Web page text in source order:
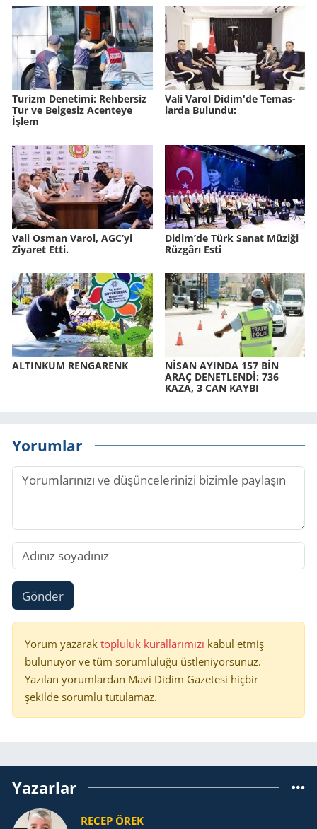
Tu­rizm De­ne­ti­mi: Reh­ber­siz
Tur ve Bel­ge­siz Acen­te­ye
İşlem
Vali Varol Didim'de Te­mas­
lar­da Bu­lun­du:
Vali Osman Varol, AGC’yi
Ziyaret Etti.
Didim’de Türk Sanat Mü­zi­ği
Rüz­gâ­rı Esti
AL­TIN­KUM REN­GA­RENK
NİSAN AYIN­DA 157 BİN
ARAÇ DE­NET­LENDİ: 736
KAZA, 3 CAN KAYBI
Yorumlar
Gönder
Yorum yazarak topluluk kurallarımızı kabul etmiş
bulunuyor ve tüm sorumluluğu üstleniyorsunuz.
Yazılan yorumlardan Mavi Didim Gazetesi hiçbir
şekilde sorumlu tutulamaz.
Yazarlar
RECEP ÖREK